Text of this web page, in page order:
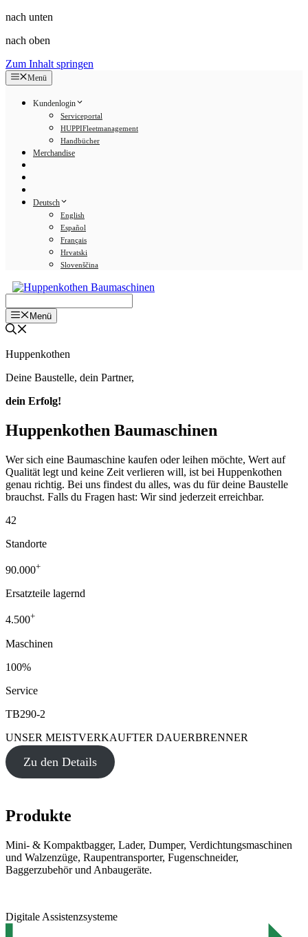
nach unten
nach oben
Zum Inhalt springen
Menü
Kundenlogin
Serviceportal
HUPPIFleetmanagement
Handbücher
Merchandise
Deutsch
English
Español
Français
Hrvatski
Slovenščina
Menü
Huppenkothen
Deine Baustelle, dein Partner,
dein Erfolg!
Huppenkothen Baumaschinen
Wer sich eine Baumaschine kaufen oder leihen möchte, Wert auf
Qualität legt und keine Zeit verlieren will, ist bei Huppenkothen
genau richtig. Bei uns findest du alles, was du für deine Baustelle
brauchst. Falls du Fragen hast: Wir sind jederzeit erreichbar.
42
Standorte
90.000+
Ersatzteile lagernd
4.500+
Maschinen
100%
Service
TB290-2
UNSER MEISTVERKAUFTER DAUERBRENNER
Zu den Details
Produkte
Mini- & Kompaktbagger, Lader, Dumper, Verdichtungsmaschinen
und Walzenzüge, Raupentransporter, Fugenschneider,
Baggerzubehör und Anbaugeräte.
Digitale Assistenzsysteme